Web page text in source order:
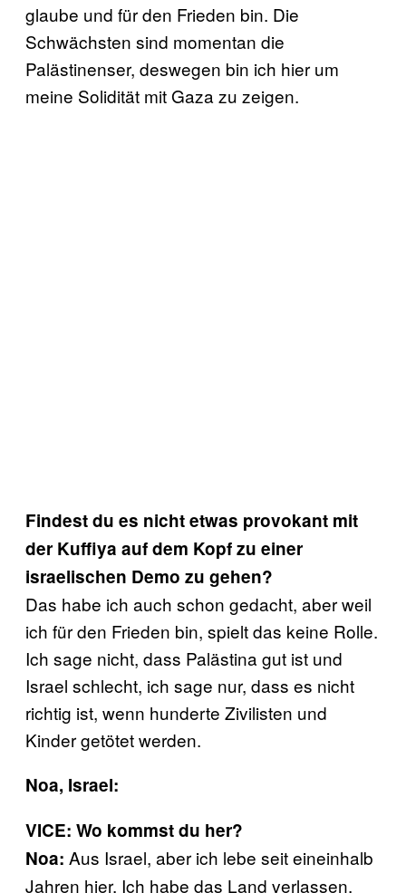
glaube und für den Frieden bin. Die
Schwächsten sind momentan die
Palästinenser, deswegen bin ich hier um
meine Solidität mit Gaza zu zeigen.
Findest du es nicht etwas provokant mit
der Kuffiya auf dem Kopf zu einer
israelischen Demo zu gehen?
Das habe ich auch schon gedacht, aber weil
ich für den Frieden bin, spielt das keine Rolle.
Ich sage nicht, dass Palästina gut ist und
Israel schlecht, ich sage nur, dass es nicht
richtig ist, wenn hunderte Zivilisten und
Kinder getötet werden.
Noa, Israel:
VICE: Wo kommst du her?
Noa: Aus Israel, aber ich lebe seit eineinhalb
Jahren hier. Ich habe das Land verlassen,